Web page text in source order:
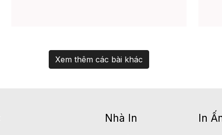
Xem thêm các bài khác
Nhà In In